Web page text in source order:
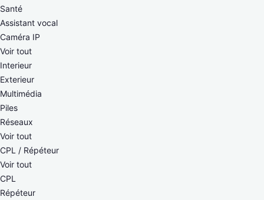
Santé
Assistant vocal
Caméra IP
Voir tout
Interieur
Exterieur
Multimédia
Piles
Réseaux
Voir tout
CPL / Répéteur
Voir tout
CPL
Répéteur